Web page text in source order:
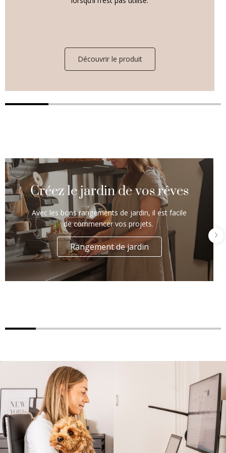
Découvrir le produit
Créez le jardin de vos rêves
Avec les bons rangements de jardin, il est facile
de commencer vos projets.
Rangement de jardin